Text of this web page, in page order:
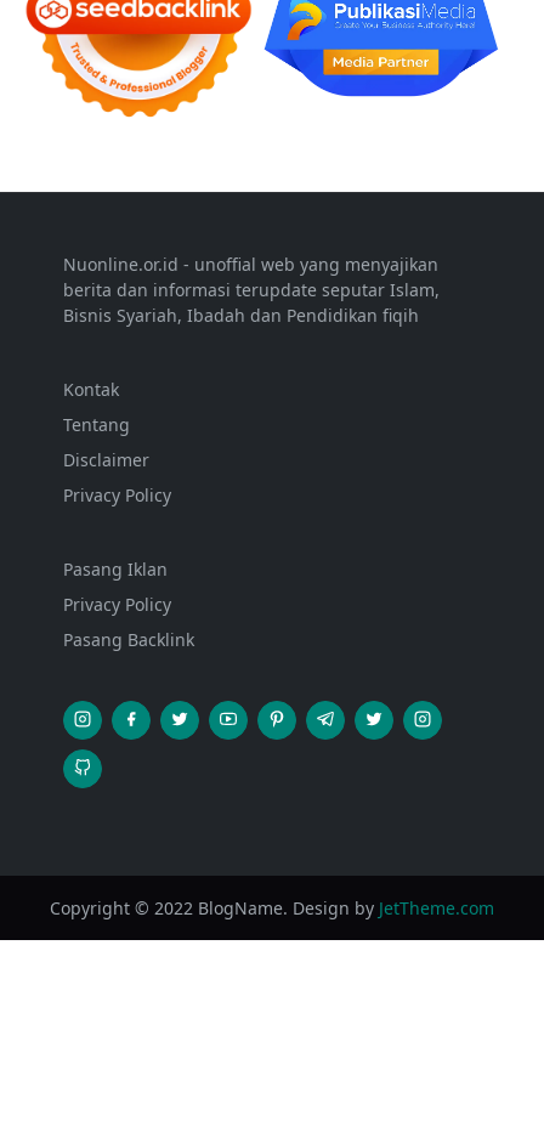
Nuonline.or.id - unoffial web yang menyajikan
berita dan informasi terupdate seputar Islam,
Bisnis Syariah, Ibadah dan Pendidikan fiqih
Kontak
Tentang
Disclaimer
Privacy Policy
Pasang Iklan
Privacy Policy
Pasang Backlink
Copyright © 2022 BlogName. Design by JetTheme.com